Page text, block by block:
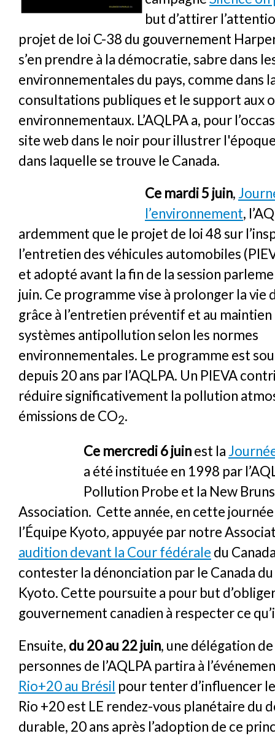
but d’attirer
projet de loi C-38 du gouvernement
s’en prendre à la démocratie, sabre dans
environnementales du pays, comme dans
consultations publiques et le support aux
environnementaux. L’AQLPA a, pour
site web dans le noir pour illustrer
dans laquelle se trouve le Canada.
Ce mardi 5 juin,
l’environnement,
ardemment que le projet de loi 48 sur
l’entretien des véhicules automobiles
et adopté avant la fin de la session
juin. Ce programme vise à prolonger la vie
grâce à l’entretien préventif et au
systèmes antipollution selon les normes
environnementales. Le programme est
depuis 20 ans par l’AQLPA. Un PIEVA
réduire significativement la pollution
émissions de CO2.
Ce mercredi 6 juinest la
a été instituée en 1998 par
Pollution Probe et la New
Association. Cette année, en cette
l’Équipe Kyoto, appuyée par notre
audition devant la Cour fédérale du
contester la dénonciation par le Canada
Kyoto. Cette poursuite a pour but
gouvernement canadien à respecter ce
Ensuite, du 20 au 22 juin, une délégation
personnes de l’AQLPA partira à
Rio+20 au Brésil pour tenter d’influencer
Rio +20 est LE rendez-vous planétaire du
durable, 20 ans après l’adoption de ce